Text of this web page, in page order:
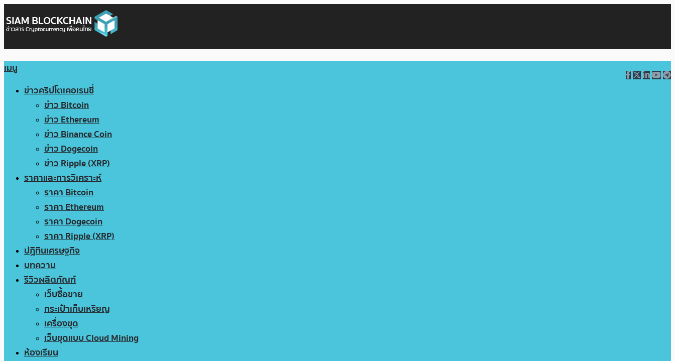
เมนู
ข่าวคริปโตเคอเรนซี่
ข่าว Bitcoin
ข่าว Ethereum
ข่าว Binance Coin
ข่าว Dogecoin
ข่าว Ripple (XRP)
ราคาและการวิเคราะห์
ราคา Bitcoin
ราคา Ethereum
ราคา Dogecoin
ราคา Ripple (XRP)
ปฏิทินเศรษฐกิจ
บทความ
รีวิวผลิตภัณฑ์
เว็บซื้อขาย
กระเป๋าเก็บเหรียญ
เครื่องขุด
เว็บขุดแบบ Cloud Mining
ห้องเรียน